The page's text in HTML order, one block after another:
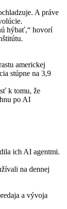
A práve
hýbať,“ hovorí
americkej
stúpne na 3,9
k tomu, že
po AI
ich AI agentmi.
na dennej
a vývoja